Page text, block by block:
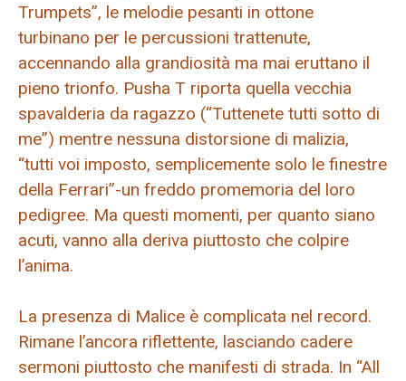
Trumpets”, le melodie pesanti in ottone
turbinano per le percussioni trattenute,
accennando alla grandiosità ma mai eruttano il
pieno trionfo. Pusha T riporta quella vecchia
spavalderia da ragazzo (“Tuttenete tutti sotto di
me”) mentre nessuna distorsione di malizia,
“tutti voi imposto, semplicemente solo le finestre
della Ferrari”-un freddo promemoria del loro
pedigree. Ma questi momenti, per quanto siano
acuti, vanno alla deriva piuttosto che colpire
l’anima.
La presenza di Malice è complicata nel record.
Rimane l’ancora riflettente, lasciando cadere
sermoni piuttosto che manifesti di strada. In “All